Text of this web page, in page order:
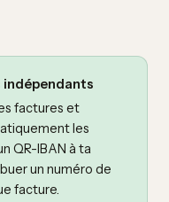
indépendants
factures et
les
QR-IBAN à ta
un numéro de
facture.